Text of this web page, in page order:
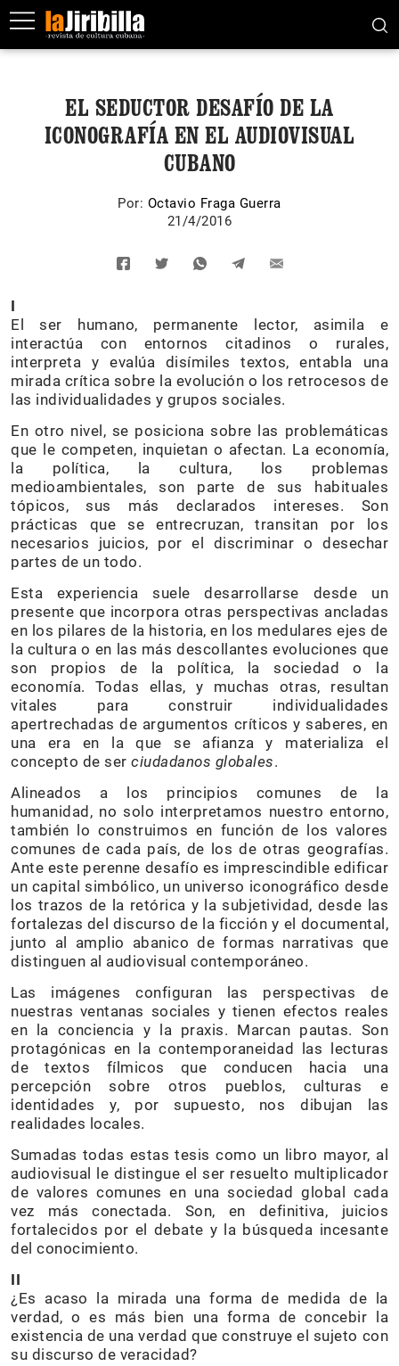
EL SEDUCTOR DESAFÍO DE LA
ICONOGRAFÍA EN EL AUDIOVISUAL
CUBANO
Por: Octavio Fraga Guerra
21/4/2016
I
El ser humano, permanente lector, asimila e
interactúa con entornos citadinos o rurales,
interpreta y evalúa disímiles textos, entabla una
mirada crítica sobre la evolución o los retrocesos de
las individualidades y grupos sociales.
En otro nivel, se posiciona sobre las problemáticas
que le competen, inquietan o afectan. La economía,
la política, la cultura, los problemas
medioambientales, son parte de sus habituales
tópicos, sus más declarados intereses. Son
prácticas que se entrecruzan, transitan por los
necesarios juicios, por el discriminar o desechar
partes de un todo.
Esta experiencia suele desarrollarse desde un
presente que incorpora otras perspectivas ancladas
en los pilares de la historia, en los medulares ejes de
la cultura o en las más descollantes evoluciones que
son propios de la política, la sociedad o la
economía. Todas ellas, y muchas otras, resultan
vitales para construir individualidades
apertrechadas de argumentos críticos y saberes, en
una era en la que se afianza y materializa el
concepto de ser ciudadanos globales.
Alineados a los principios comunes de la
humanidad, no solo interpretamos nuestro entorno,
también lo construimos en función de los valores
comunes de cada país, de los de otras geografías.
Ante este perenne desafío es imprescindible edificar
un capital simbólico, un universo iconográfico desde
los trazos de la retórica y la subjetividad, desde las
fortalezas del discurso de la ficción y el documental,
junto al amplio abanico de formas narrativas que
distinguen al audiovisual contemporáneo.
Las imágenes configuran las perspectivas de
nuestras ventanas sociales y tienen efectos reales
en la conciencia y la praxis. Marcan pautas. Son
protagónicas en la contemporaneidad las lecturas
de textos fílmicos que conducen hacia una
percepción sobre otros pueblos, culturas e
identidades y, por supuesto, nos dibujan las
realidades locales.
Sumadas todas estas tesis como un libro mayor, al
audiovisual le distingue el ser resuelto multiplicador
de valores comunes en una sociedad global cada
vez más conectada. Son, en definitiva, juicios
fortalecidos por el debate y la búsqueda incesante
del conocimiento.
II
¿Es acaso la mirada una forma de medida de la
verdad, o es más bien una forma de concebir la
existencia de una verdad que construye el sujeto con
su discurso de veracidad?